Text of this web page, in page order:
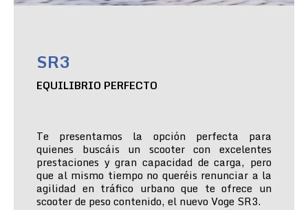
SR3
EQUILIBRIO PERFECTO
Te presentamos la opción perfecta para
quienes buscáis un scooter con excelentes
prestaciones y gran capacidad de carga, pero
que al mismo tiempo no queréis renunciar a la
agilidad en tráfico urbano que te ofrece un
scooter de peso contenido, el nuevo Voge SR3.